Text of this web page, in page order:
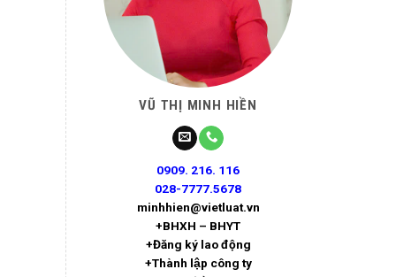
VŨ THỊ MINH HIỀN
0909. 216. 116
028-7777.5678
minhhien@vietluat.vn
+BHXH – BHYT
+Đăng ký lao động
+Thành lập công ty